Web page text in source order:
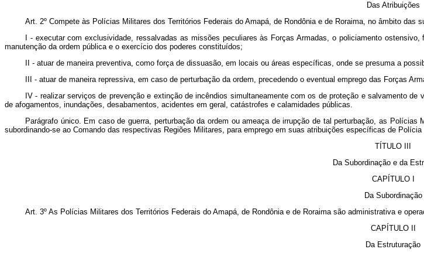
Das Atribuições
Art. 2º Compete às Polícias Militares dos Territórios Federais do Amapá, de Rondônia e de Roraima, no âmbito das
I - executar com exclusividade, ressalvadas as missões peculiares às Forças Armadas, o policiamento
manutenção da ordem pública e o exercício dos poderes constituídos;
II - atuar de maneira preventiva, como força de dissuasão, em locais ou áreas específicas, onde se presuma a
III - atuar de maneira repressiva, em caso de perturbação da ordem, precedendo o eventual emprego das Forças
IV - realizar serviços de prevenção e extinção de incêndios simultaneamente com os de proteção e salvamento
de afogamentos, inundações, desabamentos, acidentes em geral, catástrofes e calamidades públicas.
Parágrafo único. Em caso de guerra, perturbação da ordem ou ameaça de irrupção de tal perturbação, as
subordinando-se ao Comando das respectivas Regiões Militares, para emprego em suas atribuições específicas de
TÍTULO III
Da Subordinação e da
CAPÍTULO I
Da Subordinação
Art. 3º As Polícias Militares dos Territórios Federais do Amapá, de Rondônia e de Roraima são administrativa e
CAPÍTULO II
Da Estruturação